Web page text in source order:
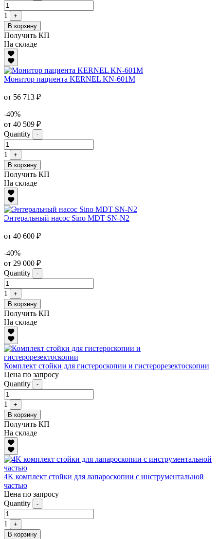
1
+
В корзину
Получить КП
На складе
Монитор пациента KERNEL KN-601M
от 56 713 ₽
-40%
от 40 509 ₽
Quantity
-
1
+
В корзину
Получить КП
На складе
Энтеральный насос Sino MDT SN-N2
от 40 600 ₽
-40%
от 29 000 ₽
Quantity
-
1
+
В корзину
Получить КП
На складе
Комплект стойки для гистероскопии и гистерорезектоскопии
Цена по запросу
Quantity
-
1
+
В корзину
Получить КП
На складе
4K комплект стойки для лапароскопии с инструментальной
частью
Цена по запросу
Quantity
-
1
+
В корзину